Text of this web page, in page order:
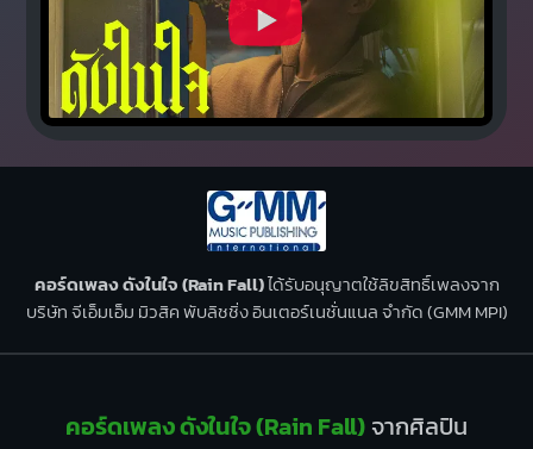
คอร์ดเพลง ดังในใจ (Rain Fall)ได้รับอนุญาตใช้ลิขสิทธิ์เพลงจาก
บริษัท จีเอ็มเอ็ม มิวสิค พับลิชชิ่ง อินเตอร์เนชั่นแนล จำกัด (GMM MPI)
คอร์ดเพลง ดังในใจ (Rain Fall) จากศิลปิน